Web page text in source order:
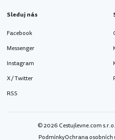
Sleduj nás
Facebook
Messenger
Instagram
X / Twitter
RSS
© 2026 Cestujlevne.com s.r.o.
PodmínkyOchrana osobních